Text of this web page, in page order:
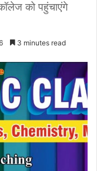
को पहुंचाएंगे
3 minutes read